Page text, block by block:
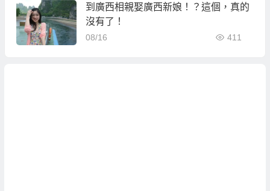
到廣西相親娶廣西新娘！？這個，真的
沒有了！
08/16 411